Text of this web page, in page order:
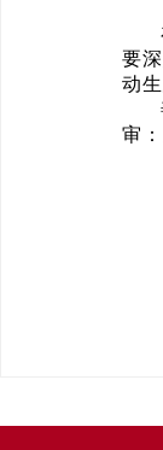
要
动
审：